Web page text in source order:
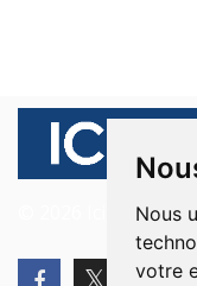
Nous
votre
© 2026 Ici